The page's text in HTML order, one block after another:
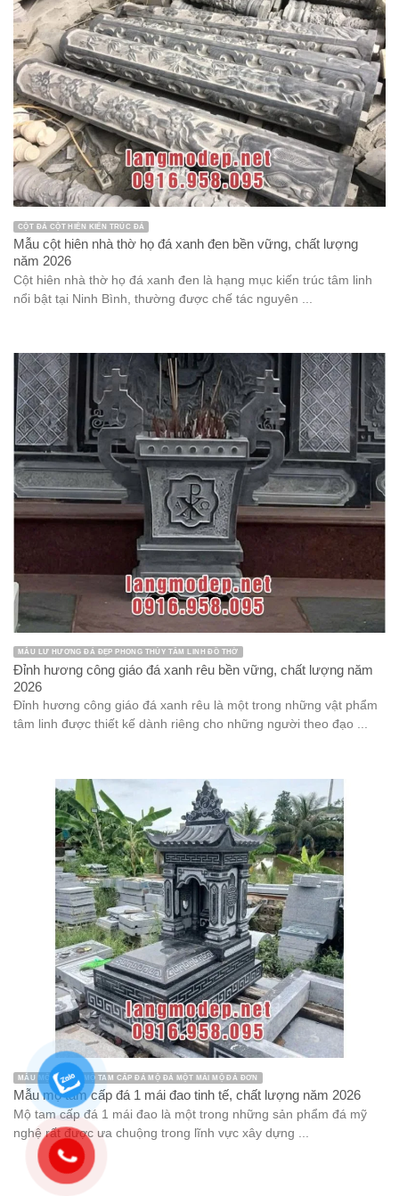
CỘT ĐÁ CỘT HIÊN KIẾN TRÚC ĐÁ
Mẫu cột hiên nhà thờ họ đá xanh đen bền vững, chất lượng
năm 2026
Cột hiên nhà thờ họ đá xanh đen là hạng mục kiến trúc tâm linh
nổi bật tại Ninh Bình, thường được chế tác nguyên ...
MẪU LƯ HƯƠNG ĐÁ ĐẸP PHONG THỦY TÂM LINH ĐỒ THỜ
Đỉnh hương công giáo đá xanh rêu bền vững, chất lượng năm
2026
Đỉnh hương công giáo đá xanh rêu là một trong những vật phẩm
tâm linh được thiết kế dành riêng cho những người theo đạo ...
MẪU MỘ ĐÁ ĐẸP MỘ TAM CẤP ĐÁ MỘ ĐÁ MỘT MÁI MỘ ĐÁ ĐƠN
Mẫu mộ tam cấp đá 1 mái đao tinh tế, chất lượng năm 2026
Mộ tam cấp đá 1 mái đao là một trong những sản phẩm đá mỹ
nghệ rất được ưa chuộng trong lĩnh vực xây dựng ...